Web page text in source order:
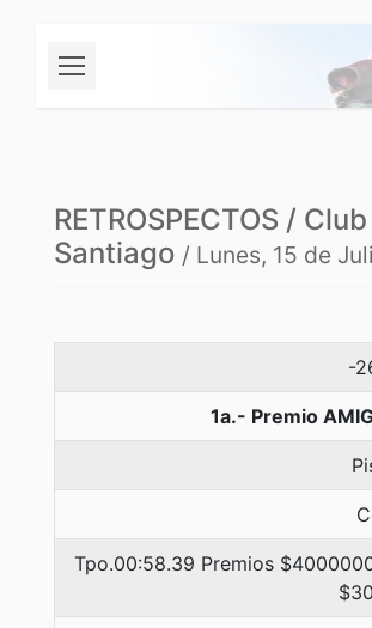
RETROSPECTOS /
Santiago / Lunes, 15 de
-
1a.- Premio
Tpo.00:58.39 Premios